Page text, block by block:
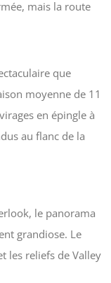
mais la route
que
moyenne de 11
en épingle à
au flanc de la
le panorama
grandiose. Le
les reliefs de Valley